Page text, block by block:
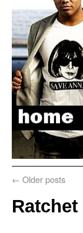
← Older posts